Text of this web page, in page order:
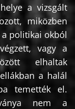
a vizsgált
miközben
politikai okból
vagy a
elhaltak
a halál
temették el.
nem a